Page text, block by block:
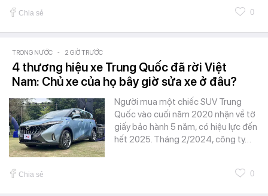
Chia sẻ 0
TRONG NƯỚC - 2 GIỜ TRƯỚC
4 thương hiệu xe Trung Quốc đã rời Việt
Nam: Chủ xe của họ bây giờ sửa xe ở đâu?
Người mua một chiếc SUV Trung
Quốc vào cuối năm 2020 nhận về tờ
giấy bảo hành 5 năm, có hiệu lực đến
hết 2025. Tháng 2/2024, công ty…
Chia sẻ 0